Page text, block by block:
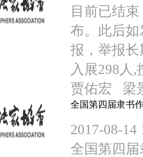
目前已结
布。此后
报，举报
入展298
贾佑宏 梁
全国第四届隶书
2017-08-
全国第四